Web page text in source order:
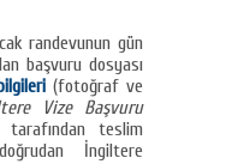
randevunun gün
başvuru dosyası
(fotoğraf ve
Vize Başvuru
teslim
İngiltere